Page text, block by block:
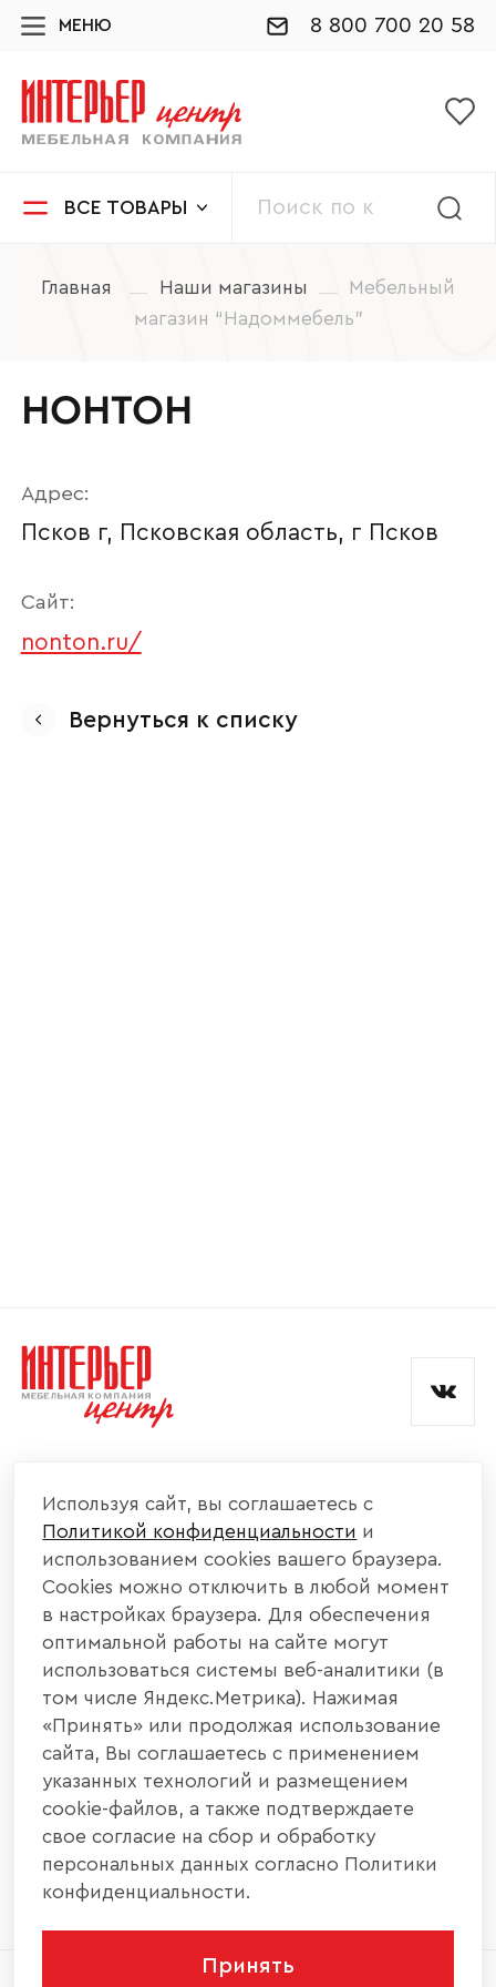
МЕНЮ 8 800 700 20 58
ВСЕ ТОВАРЫ
Главная Наши магазины
Мебельный
магазин “Надоммебель”
НОНТОН
Адрес:
Псков г, Псковская область, г Псков
Сайт:
nonton.ru/
Вернуться к списку
КАТАЛОГ МЕБЕЛИ
ИНФОРМАЦИЯ
НАШИ КОНТАКТЫ
+7 800 700 20 58
440004, г. Пенза, ул. Рябова, д. 31
info@interier-center.ru
Ваше имя
Согласен с
и обработкой данных.
Используя сайт, вы соглашаетесь с
Политикой конфиденциальности и
использованием cookies вашего браузера.
Cookies можно отключить в любой момент
в настройках браузера. Для обеспечения
оптимальной работы на сайте могут
использоваться системы веб-аналитики (в
том числе Яндекс.Метрика). Нажимая
«Принять» или продолжая использование
сайта, Вы соглашаетесь с применением
указанных технологий и размещением
cookie-файлов, а также подтверждаете
свое согласие на сбор и обработку
персональных данных согласно Политики
конфиденциальности.
Принять